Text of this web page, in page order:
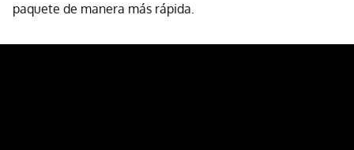
paquete de manera más rápida.